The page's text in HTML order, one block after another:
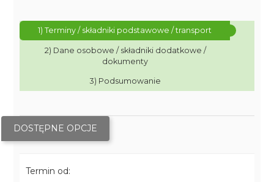
1) Terminy / składniki podstawowe / transport
2) Dane osobowe / składniki dodatkowe /
dokumenty
3) Podsumowanie
DOSTĘPNE OPCJE
Termin od: